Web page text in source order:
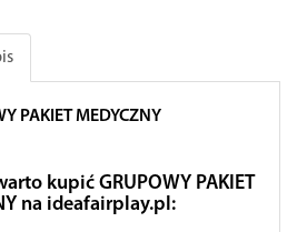
PAKIET MEDYCZNY
kupić GRUPOWY PAKIET
na ideafairplay.pl: